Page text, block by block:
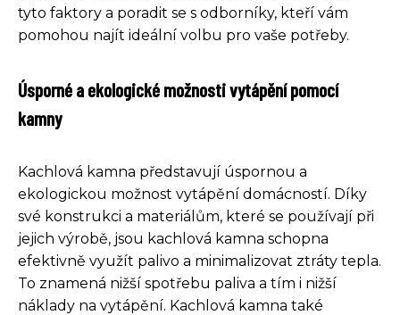
tyto faktory a poradit se s odborníky, kteří vám
pomohou najít ideální volbu pro vaše potřeby.
Úsporné a ekologické možnosti vytápění pomocí
kamny
Kachlová kamna představují úspornou a
ekologickou možnost vytápění domácností. Díky
své konstrukci a materiálům, které se používají při
jejich výrobě, jsou kachlová kamna schopna
efektivně využít palivo a minimalizovat ztráty tepla.
To znamená nižší spotřebu paliva a tím i nižší
náklady na vytápění. Kachlová kamna také